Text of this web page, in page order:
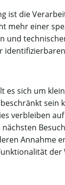
ist die
mehr einer
und
es sich um
sein
verbleiben
Annahme